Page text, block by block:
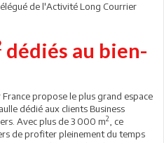
de l'Activité Long Courrier
dédiés au bien-
France propose le plus grand espace
dédié aux clients Business
Avec plus de 3 000 m2
, ce
de profiter pleinement du temps